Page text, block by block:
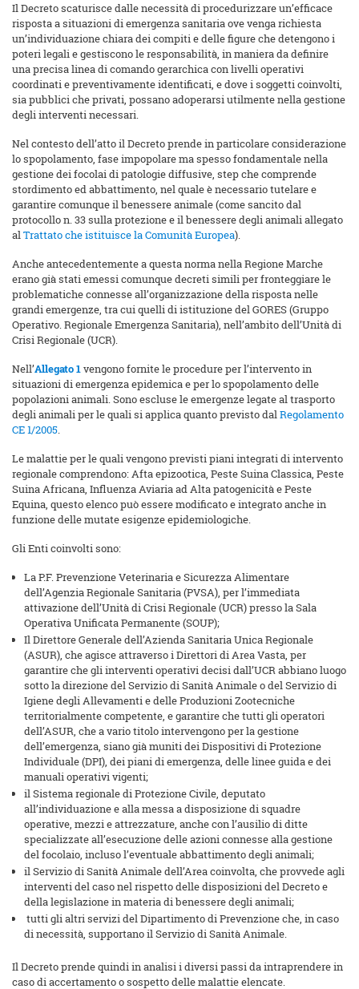
Il Decreto scaturisce dalle necessità di procedurizzare un’efficace
risposta a situazioni di emergenza sanitaria ove venga richiesta
un’individuazione chiara dei compiti e delle figure che detengono i
poteri legali e gestiscono le responsabilità, in maniera da definire
una precisa linea di comando gerarchica con livelli operativi
coordinati e preventivamente identificati, e dove i soggetti coinvolti,
sia pubblici che privati, possano adoperarsi utilmente nella gestione
degli interventi necessari.
Nel contesto dell’atto il Decreto prende in particolare considerazione
lo spopolamento, fase impopolare ma spesso fondamentale nella
gestione dei focolai di patologie diffusive, step che comprende
stordimento ed abbattimento, nel quale è necessario tutelare e
garantire comunque il benessere animale (come sancito dal
protocollo n. 33 sulla protezione e il benessere degli animali allegato
alTrattato che istituisce la Comunità Europea).
Anche antecedentemente a questa norma nella Regione Marche
erano già stati emessi comunque decreti simili per fronteggiare le
problematiche connesse all’organizzazione della risposta nelle
grandi emergenze, tra cui quelli di istituzione del GORES (Gruppo
Operativo. Regionale Emergenza Sanitaria), nell’ambito dell’Unità di
Crisi Regionale (UCR).
Nell’Allegato 1vengono fornite le procedure per l’intervento in
situazioni di emergenza epidemica e per lo spopolamento delle
popolazioni animali. Sono escluse le emergenze legate al trasporto
degli animali per le quali si applica quanto previsto dalRegolamento
CE 1/2005.
Le malattie per le quali vengono previsti piani integrati di intervento
regionale comprendono: Afta epizootica, Peste Suina Classica, Peste
Suina Africana, Influenza Aviaria ad Alta patogenicità e Peste
Equina, questo elenco può essere modificato e integrato anche in
funzione delle mutate esigenze epidemiologiche.
Gli Enti coinvolti sono:
La P.F. Prevenzione Veterinaria e Sicurezza Alimentare
dell’Agenzia Regionale Sanitaria (PVSA), per l’immediata
attivazione dell’Unità di Crisi Regionale (UCR) presso la Sala
Operativa Unificata Permanente (SOUP);
Il Direttore Generale dell’Azienda Sanitaria Unica Regionale
(ASUR), che agisce attraverso i Direttori di Area Vasta, per
garantire che gli interventi operativi decisi dall’UCR abbiano luogo
sotto la direzione del Servizio di Sanità Animale o del Servizio di
Igiene degli Allevamenti e delle Produzioni Zootecniche
territorialmente competente, e garantire che tutti gli operatori
dell’ASUR, che a vario titolo intervengono per la gestione
dell’emergenza, siano già muniti dei Dispositivi di Protezione
Individuale (DPI), dei piani di emergenza, delle linee guida e dei
manuali operativi vigenti;
il Sistema regionale di Protezione Civile, deputato
all’individuazione e alla messa a disposizione di squadre
operative, mezzi e attrezzature, anche con l’ausilio di ditte
specializzate all’esecuzione delle azioni connesse alla gestione
del focolaio, incluso l’eventuale abbattimento degli animali;
il Servizio di Sanità Animale dell’Area coinvolta, che provvede agli
interventi del caso nel rispetto delle disposizioni del Decreto e
della legislazione in materia di benessere degli animali;
tutti gli altri servizi del Dipartimento di Prevenzione che, in caso
di necessità, supportano il Servizio di Sanità Animale.
Il Decreto prende quindi in analisi i diversi passi da intraprendere in
caso di accertamento o sospetto delle malattie elencate.